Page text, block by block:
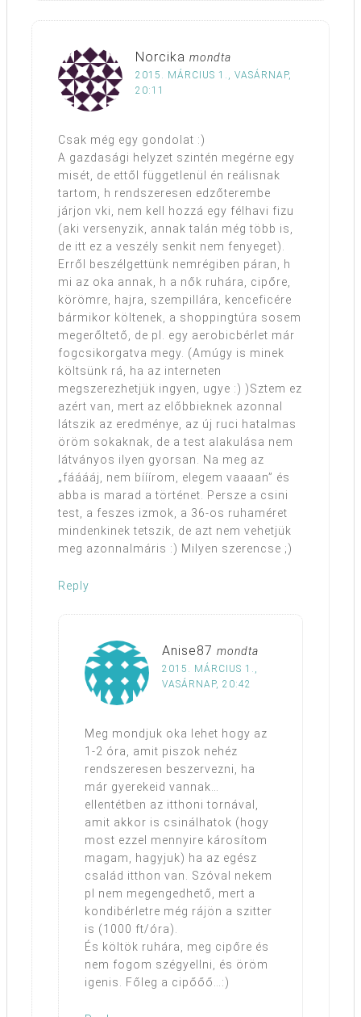
Norcika mondta
2015. MÁRCIUS 1., VASÁRNAP,
20:11
Csak még egy gondolat :)
A gazdasági helyzet szintén megérne egy
misét, de ettől függetlenül én reálisnak
tartom, h rendszeresen edzőterembe
járjon vki, nem kell hozzá egy félhavi fizu
(aki versenyzik, annak talán még több is,
de itt ez a veszély senkit nem fenyeget).
Erről beszélgettünk nemrégiben páran, h
mi az oka annak, h a nők ruhára, cipőre,
körömre, hajra, szempillára, kenceficére
bármikor költenek, a shoppingtúra sosem
megerőltető, de pl. egy aerobicbérlet már
fogcsikorgatva megy. (Amúgy is minek
költsünk rá, ha az interneten
megszerezhetjük ingyen, ugye :) )Sztem ez
azért van, mert az előbbieknek azonnal
látszik az eredménye, az új ruci hatalmas
öröm sokaknak, de a test alakulása nem
látványos ilyen gyorsan. Na meg az
„fááááj, nem bííírom, elegem vaaaan” és
abba is marad a történet. Persze a csini
test, a feszes izmok, a 36-os ruhaméret
mindenkinek tetszik, de azt nem vehetjük
meg azonnalmáris :) Milyen szerencse ;)
Reply
Anise87 mondta
2015. MÁRCIUS 1.,
VASÁRNAP, 20:42
Meg mondjuk oka lehet hogy az
1-2 óra, amit piszok nehéz
rendszeresen beszervezni, ha
már gyerekeid vannak…
ellentétben az itthoni tornával,
amit akkor is csinálhatok (hogy
most ezzel mennyire károsítom
magam, hagyjuk) ha az egész
család itthon van. Szóval nekem
pl nem megengedhető, mert a
kondibérletre még rájön a szitter
is (1000 ft/óra).
És költök ruhára, meg cipőre és
nem fogom szégyellni, és öröm
igenis. Főleg a cipőőő…:)